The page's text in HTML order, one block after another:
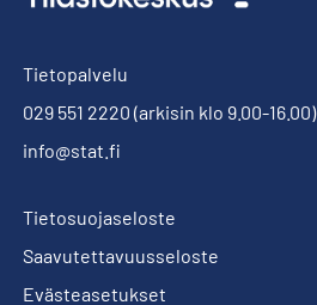
Tietopalvelu
029 551 2220 (arkisin klo 9.00-16.00)
info@stat.fi
Tietosuojaseloste
Saavutettavuusseloste
Evästeasetukset